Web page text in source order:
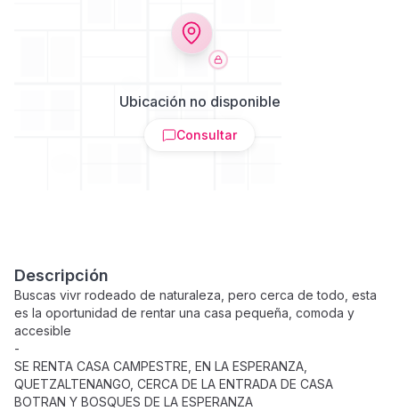
Ubicación no disponible
Consultar
Descripción
Buscas vivr rodeado de naturaleza, pero cerca de todo, esta
es la oportunidad de rentar una casa pequeña, comoda y
accesible
-
SE RENTA CASA CAMPESTRE, EN LA ESPERANZA,
QUETZALTENANGO, CERCA DE LA ENTRADA DE CASA
BOTRAN Y BOSQUES DE LA ESPERANZA